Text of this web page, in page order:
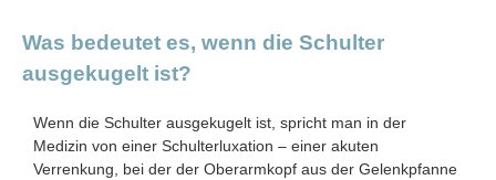
Was bedeutet es, wenn die Schulter
ausgekugelt ist?
Wenn die Schulter ausgekugelt ist, spricht man in der
Medizin von einer Schulterluxation – einer akuten
Verrenkung, bei der der Oberarmkopf aus der Gelenkpfanne